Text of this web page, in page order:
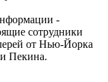
-
сотрудники
от Нью-Йорка
Пекина.